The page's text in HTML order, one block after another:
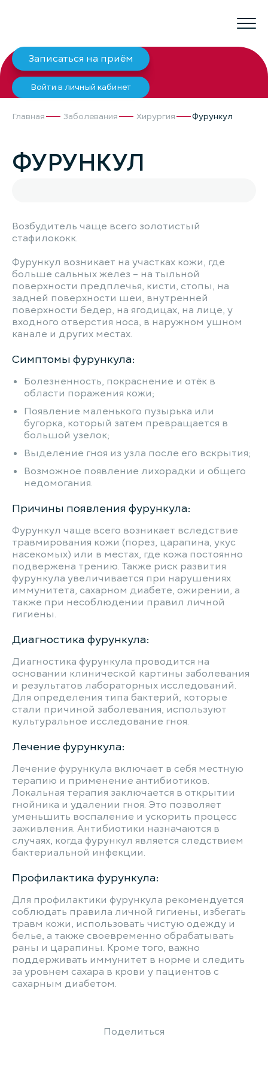
Записаться на приём
Войти в личный кабинет
Главная Заболевания Хирургия Фурункул
ФУРУНКУЛ
Возбудитель чаще всего золотистый
стафилококк.
Фурункул возникает на участках кожи, где
больше сальных желез – на тыльной
поверхности предплечья, кисти, стопы, на
задней поверхности шеи, внутренней
поверхности бедер, на ягодицах, на лице, у
входного отверстия носа, в наружном ушном
канале и других местах.
Симптомы фурункула:
Болезненность, покраснение и отёк в
области поражения кожи;
Появление маленького пузырька или
бугорка, который затем превращается в
большой узелок;
Выделение гноя из узла после его вскрытия;
Возможное появление лихорадки и общего
недомогания.
Причины появления фурункула:
Фурункул чаще всего возникает вследствие
травмирования кожи (порез, царапина, укус
насекомых) или в местах, где кожа постоянно
подвержена трению. Также риск развития
фурункула увеличивается при нарушениях
иммунитета, сахарном диабете, ожирении, а
также при несоблюдении правил личной
гигиены.
Диагностика фурункула:
Диагностика фурункула проводится на
основании клинической картины заболевания
и результатов лабораторных исследований.
Для определения типа бактерий, которые
стали причиной заболевания, используют
культуральное исследование гноя.
Лечение фурункула:
Лечение фурункула включает в себя местную
терапию и применение антибиотиков.
Локальная терапия заключается в открытии
гнойника и удалении гноя. Это позволяет
уменьшить воспаление и ускорить процесс
заживления. Антибиотики назначаются в
случаях, когда фурункул является следствием
бактериальной инфекции.
Профилактика фурункула:
Для профилактики фурункула рекомендуется
соблюдать правила личной гигиены, избегать
травм кожи, использовать чистую одежду и
белье, а также своевременно обрабатывать
раны и царапины. Кроме того, важно
поддерживать иммунитет в норме и следить
за уровнем сахара в крови у пациентов с
сахарным диабетом.
Поделиться